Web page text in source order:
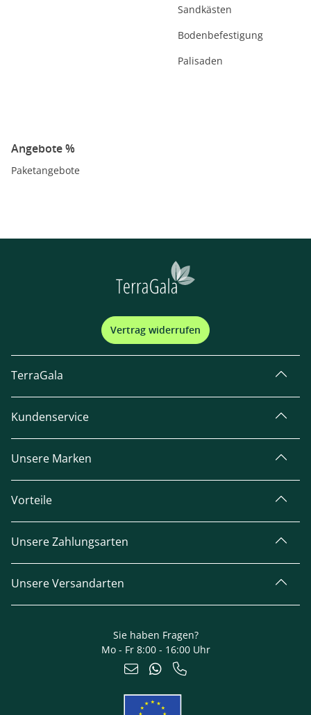
Sandkästen
Bodenbefestigung
Palisaden
Angebote %
Paketangebote
Vertrag widerrufen
TerraGala
Kundenservice
Unsere Marken
Vorteile
Unsere Zahlungsarten
Unsere Versandarten
Sie haben Fragen?
Mo - Fr 8:00 - 16:00 Uhr